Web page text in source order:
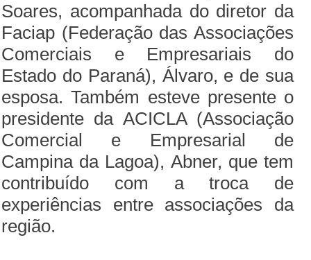
Soares, acompanhada do diretor da
Faciap (Federação das Associações
Comerciais e Empresariais do
Estado do Paraná), Álvaro, e de sua
esposa. Também esteve presente o
presidente da ACICLA (Associação
Comercial e Empresarial de
Campina da Lagoa), Abner, que tem
contribuído com a troca de
experiências entre associações da
região.